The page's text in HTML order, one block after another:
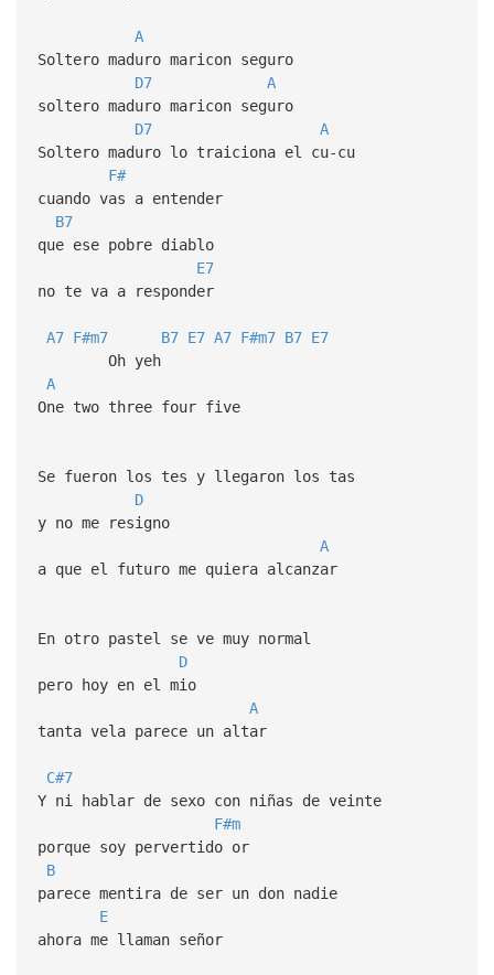
A
Soltero maduro maricon seguro
D7
A
soltero maduro maricon seguro
D7
A
Soltero maduro lo traiciona el cu-cu
F#
cuando vas a entender
B7
que ese pobre diablo
E7
no te va a responder
A7 F#m7 B7 E7 A7 F#m7 B7 E7
Oh yeh
A
One two three four five
Se fueron los tes y llegaron los tas
D
y no me resigno
A
a que el futuro me quiera alcanzar
En otro pastel se ve muy normal
D
pero hoy en el mio
A
tanta vela parece un altar
C#7
Y ni hablar de sexo con niñas de veinte
F#m
porque soy pervertido or
B
parece mentira de ser un don nadie
E
ahora me llaman señor